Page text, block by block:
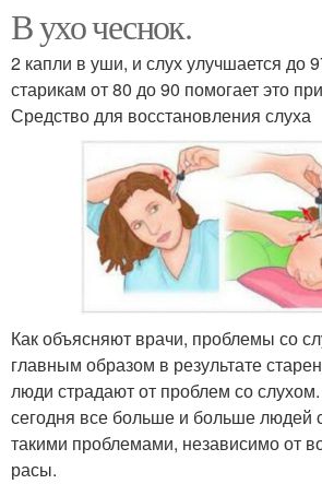
В ухо чеснок.
2 капли в уши, и слух улучшается до
старикам от 80 до 90 помогает это
Средство для восстановления слуха
Как объясняют врачи, проблемы со
главным образом в результате
люди страдают от проблем со
сегодня все больше и больше людей
такими проблемами, независимо от
расы.